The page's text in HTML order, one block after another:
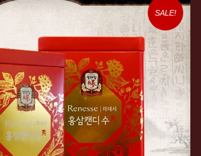
SALE!